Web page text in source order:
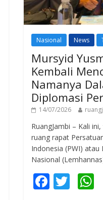
Nasional News
Mursyid
Kembali
Namanya
Diplomasi
14/07/2026
RuangJambi – Kali
ruang rapat
Indonesia (PWI) atau
Nasional
F T